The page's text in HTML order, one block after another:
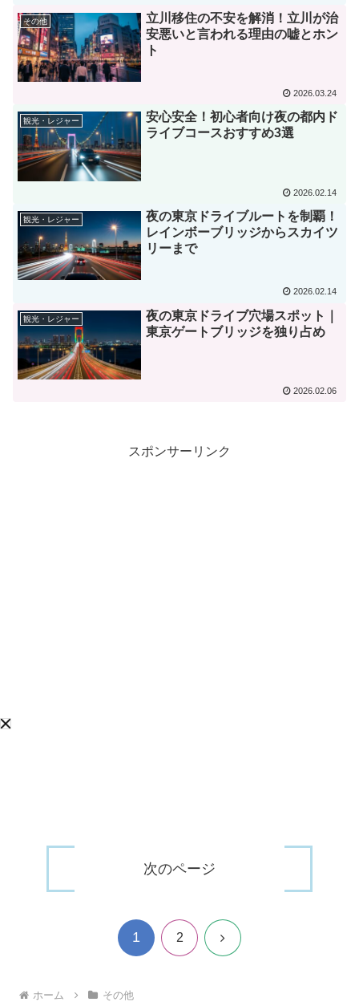
その他
立川移住の不安を解消！立川が治
安悪いと言われる理由の嘘とホン
ト
2026.03.24
観光・レジャー
安心安全！初心者向け夜の都内ド
ライブコースおすすめ3選
2026.02.14
観光・レジャー
夜の東京ドライブルートを制覇！
レインボーブリッジからスカイツ
リーまで
2026.02.14
観光・レジャー
夜の東京ドライブ穴場スポット｜
東京ゲートブリッジを独り占め
2026.02.06
スポンサーリンク
次のページ
1 2 次
ホーム その他